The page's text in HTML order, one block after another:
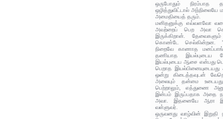
ஒருபோதும் நிரம்பாத
ஒழித்துவிட்டால்
அமைதியைத் தரும்.
மனிதனுக்கு எவ்வளவோ
அவற்றைப் பெற அவா
இருக்கிறான்.
கொண்டே செல்கின்றன.
நிறைவே காணாத
தணியாத இயல்புடைய
இயல்புடைய ஆசை என்பது
பெறாத
ஒன்று கிடைத்தவுடன்
அலையும் தன்மை
பெற்றாலும், எத்துணை
இன்பம் இருப்பதாக அதை
அவா. இதனையே ஆரா
வள்ளுவர்.
ஒருவனது வாழ்வின் இறுதி